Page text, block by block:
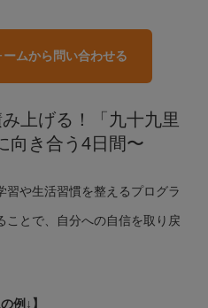
ムから問い合わせる
上げる！「九十九里
向き合う4日間〜
や生活習慣を整えるプログラ
ことで、自分への自信を取り戻
例↓】